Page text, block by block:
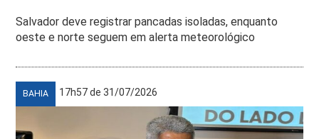
Salvador deve registrar pancadas isoladas, enquanto
oeste e norte seguem em alerta meteorológico
BAHIA 17h57 de 31/07/2026